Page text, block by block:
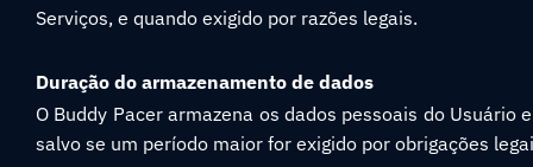
Serviços, e quando exigido por razões legais.
Duração do armazenamento de dados
O Buddy Pacer armazena os dados pessoais do
salvo se um período maior for exigido por obrigações